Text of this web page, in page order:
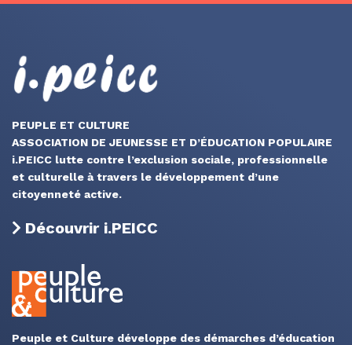
PEUPLE ET CULTURE
ASSOCIATION DE JEUNESSE ET D’ÉDUCATION POPULAIRE
i.PEICC lutte contre l’exclusion sociale, professionnelle
et culturelle à travers le développement d’une
citoyenneté active.
Découvrir i.PEICC
Peuple et Culture développe des démarches d’éducation